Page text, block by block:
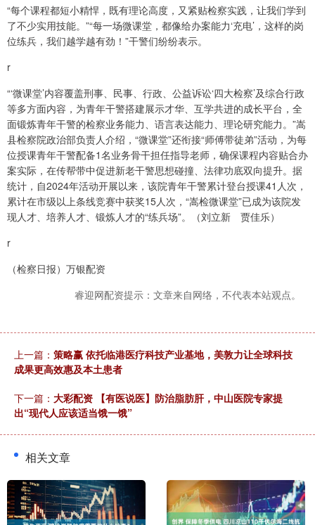
“每个课程都短小精悍，既有理论高度，又紧贴检察实践，让我们学到
了不少实用技能。”“每一场微课堂，都像给办案能力‘充电’，这样的岗
位练兵，我们越学越有劲！”干警们纷纷表示。
r
“‘微课堂’内容覆盖刑事、民事、行政、公益诉讼‘四大检察’及综合行政
等多方面内容，为青年干警搭建展示才华、互学共进的成长平台，全
面锻炼青年干警的检察业务能力、语言表达能力、理论研究能力。”嵩
县检察院政治部负责人介绍，“微课堂”还衔接“师傅带徒弟”活动，为每
位授课青年干警配备1名业务骨干担任指导老师，确保课程内容贴合办
案实际，在传帮带中促进新老干警思想碰撞、法律功底双向提升。据
统计，自2024年活动开展以来，该院青年干警累计登台授课41人次，
累计在市级以上条线竞赛中获奖15人次，“嵩检微课堂”已成为该院发
现人才、培养人才、锻炼人才的“练兵场”。（刘立新 贾佳乐）
r
（检察日报）万银配资
睿迎网配资提示：文章来自网络，不代表本站观点。
上一篇： 策略赢 依托临港医疗科技产业基地，美敦力让全球科技
成果更高效惠及本土患者
下一篇： 大彩配资 【有医说医】防治脂肪肝，中山医院专家提
出“现代人应该适当饿一饿”
相关文章